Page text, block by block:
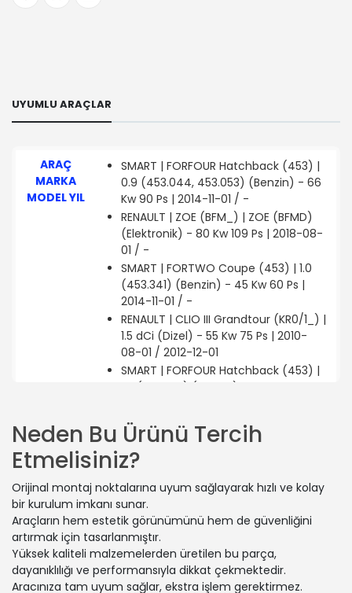
UYUMLU ARAÇLAR
ARAÇ
MARKA
MODEL YIL
SMART | FORFOUR Hatchback (453) |
0.9 (453.044, 453.053) (Benzin) - 66
Kw 90 Ps | 2014-11-01 / -
RENAULT | ZOE (BFM_) | ZOE (BFMD)
(Elektronik) - 80 Kw 109 Ps | 2018-08-
01 / -
SMART | FORTWO Coupe (453) | 1.0
(453.341) (Benzin) - 45 Kw 60 Ps |
2014-11-01 / -
RENAULT | CLIO III Grandtour (KR0/1_) |
1.5 dCi (Dizel) - 55 Kw 75 Ps | 2010-
08-01 / 2012-12-01
SMART | FORFOUR Hatchback (453) |
1.0 (453.041) (Benzin) - 45 Kw 60 Ps |
RENAULT | CLIO III Grandtour (KR0/1_) |
1.2 16V (KR0E) (Benzin) - 58 Kw 78 Ps |
2007-11-01 / 2014-12-01
RENAULT | CLIO IV Grandtour (KH_) |
1.2 16V (Benzin) - 54 Kw 73 Ps | 2013-
01-01 / 2021-08-01
RENAULT | TWINGO III (BCM_, BCA_) |
0.9 TCe 90 (BCM9, BCM2) (Benzin) -
66 Kw 90 Ps | 2014-09-01 / -
RENAULT | CLIO III (BR0/1, CR0/1) | 1.2
Neden Bu Ürünü Tercih
Etmelisiniz?
Orijinal montaj noktalarına uyum sağlayarak hızlı ve kolay
bir kurulum imkanı sunar.
Araçların hem estetik görünümünü hem de güvenliğini
artırmak için tasarlanmıştır.
Yüksek kaliteli malzemelerden üretilen bu parça,
dayanıklılığı ve performansıyla dikkat çekmektedir.
Aracınıza tam uyum sağlar, ekstra işlem gerektirmez.